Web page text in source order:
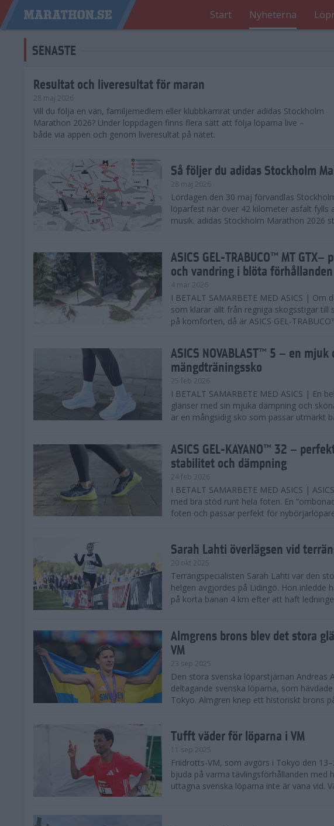
Start Nyheterna
SENASTE
Resultat och liveresultat för maran
28 maj 2026
​Vill du följa en vän, familjemedlem eller klubbkamrat under adidas Stockholm
Marathon 2026? Under loppdagen finns flera sätt att följa löparna live –
både via appen och genom liveresultat på nätet.
Så följer du adidas Stockholm
28 maj 2026
Lördagen den 30 maj förvandlas
löparfest när över 42 kilometer asfalt fylls
musik. adidas Stockholm Marathon 2026
ASICS GEL-TRABUCO™ MT
och vandring i blöta förhållanden
4 mar 2026
I BETALT SAMARBETE MED ASICS |
som klarar allt från regniga skogsstigar
på komforten, då är ASICS GEL-
ASICS NOVABLAST™ 5 – en
mängdträningssko
25 feb 2026
I BETALT SAMARBETE MED ASICS | En
glänser med sin mjuka dämpning och
är en mångsidig sko som passar utmärkt
ASICS GEL-KAYANO™ 32 –
stabilitet och dämpning
24 feb 2026
I BETALT SAMARBETE MED ASICS |
med bra stöd runt hela foten. En
foten och passar perfekt för
Sarah Lahti överlägsen vid
20 okt 2025
Terrängspecialisten Sarah Lahti var den
helgen avgjordes på Lidingö. Hon inledde
på korta banan 4 km efter att haft
Almgrens brons blev det stora
VM
23 sep 2025
Den stora svenska löparstjärnan Andreas
deltagande svenska löparna, som
Tokyo. Almgren knep ett historiskt brons
Tufft väder för löparna i VM
11 sep 2025
Friidrotts-VM, som avgörs i Tokyo den
bjuda på varma tävlingsförhållanden med
uttagna svenska löparna inte är vana vid.